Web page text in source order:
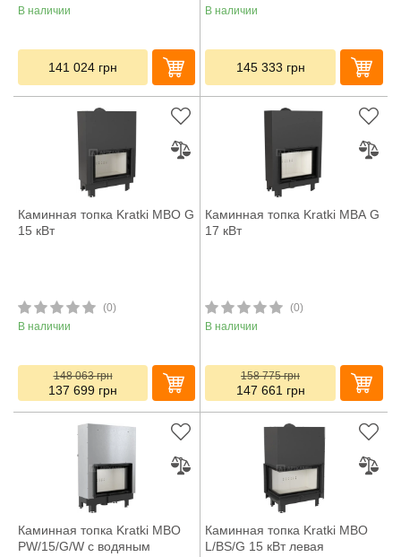
В наличии
141 024 грн
В наличии
145 333 грн
Каминная топка Kratki MBO G
15 кВт
(0)
В наличии
148 063грн
137 699 грн
Каминная топка Kratki MBA G
17 кВт
(0)
В наличии
158 775грн
147 661 грн
Каминная топка Kratki MBO
PW/15/G/W с водяным
Каминная топка Kratki MBO
L/BS/G 15 кВт левая